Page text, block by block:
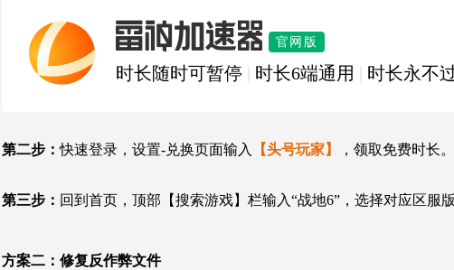
雷神加速器 官网版
时长随时可暂停 时长6端通用 时长永不
第二步：快速登录，设置-兑换页面输入 【头号玩家】 ，领取免费时长。
第三步： 回到首页，顶部【搜索游戏】栏输入“战地6”，选择对应区服
方案二： 修复反作弊文件